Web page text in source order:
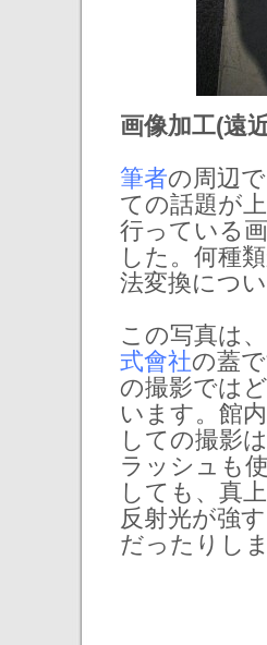
画像加工(遠
筆者の周辺
ての話題が
行っている
した。何種
法変換につ
この写真は
式會社の蓋
の撮影では
います。館
しての撮影
ラッシュも
しても、真
反射光が強
だったりしま